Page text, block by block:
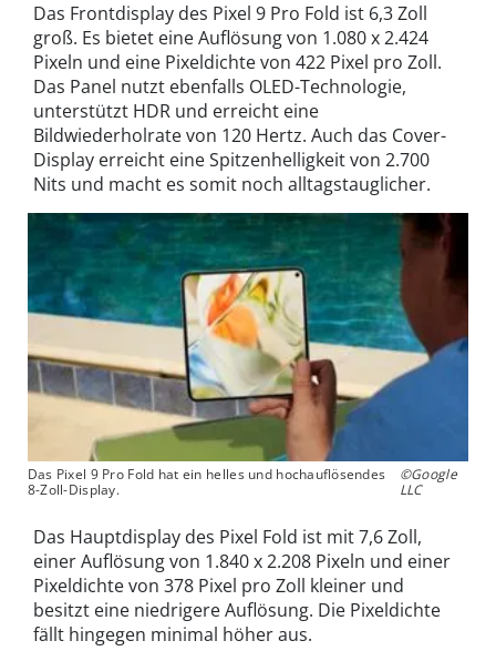
Das Frontdisplay des Pixel 9 Pro Fold ist 6,3 Zoll
groß. Es bietet eine Auflösung von 1.080 x 2.424
Pixeln und eine Pixeldichte von 422 Pixel pro Zoll.
Das Panel nutzt ebenfalls OLED-Technologie,
unterstützt HDR und erreicht eine
Bildwiederholrate von 120 Hertz. Auch das Cover-
Display erreicht eine Spitzenhelligkeit von 2.700
Nits und macht es somit noch alltagstauglicher.
Das Pixel 9 Pro Fold hat ein helles und hochauflösendes
8-Zoll-Display.
©Google
LLC
Das Hauptdisplay des Pixel Fold ist mit 7,6 Zoll,
einer Auflösung von 1.840 x 2.208 Pixeln und einer
Pixeldichte von 378 Pixel pro Zoll kleiner und
besitzt eine niedrigere Auflösung. Die Pixeldichte
fällt hingegen minimal höher aus.